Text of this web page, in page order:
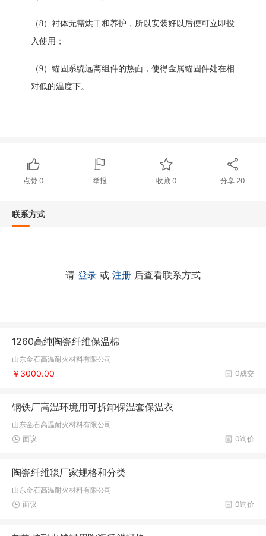
（8）衬体无需烘干和养护，所以安装好以后便可立即投
入使用；
（9）锚固系统远离组件的热面，使得金属锚固件处在相
对低的温度下。
点赞 0 举报 收藏 0 分享 20
联系方式
请 登录 或 注册 后查看联系方式
1260高纯陶瓷纤维保温棉
山东金石高温耐火材料有限公司
0成交
￥3000.00
钢铁厂高温环境用可拆卸保温套保温衣
山东金石高温耐火材料有限公司
0询价
面议
陶瓷纤维毯厂家规格和分类
山东金石高温耐火材料有限公司
0询价
面议